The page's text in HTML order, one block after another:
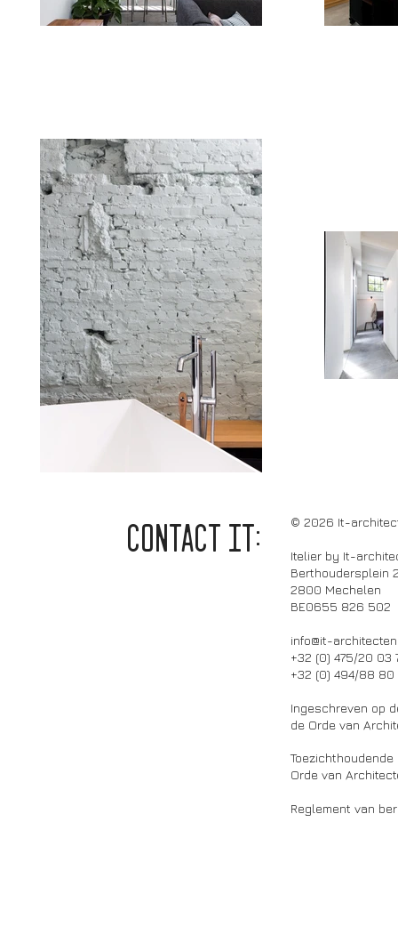
CONTACT it:
© 2026 It-
Itelier by It-
Berthoudersplein
2800 Mechelen
BE0655 826 502
info@it-
+32 (0) 475/20 03
+32 (0) 494/88 80
Ingeschreven op
de Orde van
Orde van
Reglement van